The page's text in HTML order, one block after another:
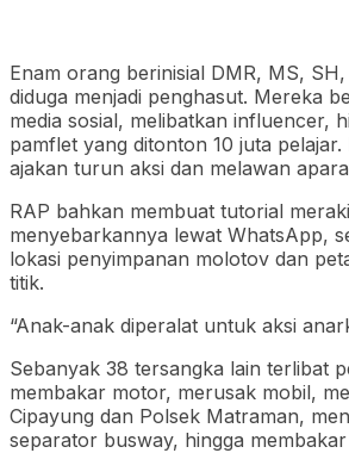
Enam orang berinisial DMR, MS,
diduga menjadi penghasut. Mereka
media sosial, melibatkan influencer,
pamflet yang ditonton 10 juta
ajakan turun aksi dan melawan
RAP bahkan membuat tutorial
menyebarkannya lewat WhatsApp,
lokasi penyimpanan molotov dan
titik.
“Anak-anak diperalat untuk aksi
Sebanyak 38 tersangka lain terlibat
membakar motor, merusak mobil,
Cipayung dan Polsek Matraman,
separator busway, hingga